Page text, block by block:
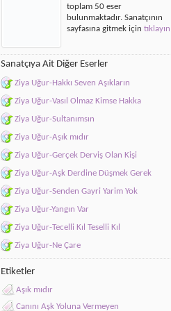
toplam 50 eser
bulunmaktadır. Sanatçının
sayfasına gitmek için tıklayın
Sanatçıya Ait Diğer Eserler
Ziya Uğur-Hakkı Seven Aşıkların
Ziya Uğur-Vasıl Olmaz Kimse Hakka
Ziya Uğur-Sultanımsın
Ziya Uğur-Aşık mıdır
Ziya Uğur-Gerçek Derviş Olan Kişi
Ziya Uğur-Aşk Derdine Düşmek Gerek
Ziya Uğur-Senden Gayri Yarim Yok
Ziya Uğur-Yangın Var
Ziya Uğur-Tecelli Kıl Teselli Kıl
Ziya Uğur-Ne Çare
Etiketler
Aşık mıdır
Canını Aşk Yoluna Vermeyen